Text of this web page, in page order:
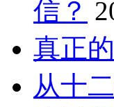
信？
真正
从十